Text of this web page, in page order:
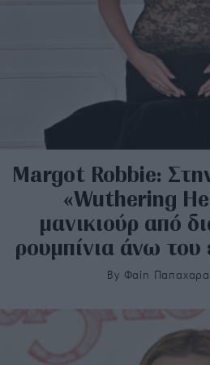
Margot Robbie:
«Wuthering
μανικιούρ από
ρουμπίνια άνω του
By Φαίη